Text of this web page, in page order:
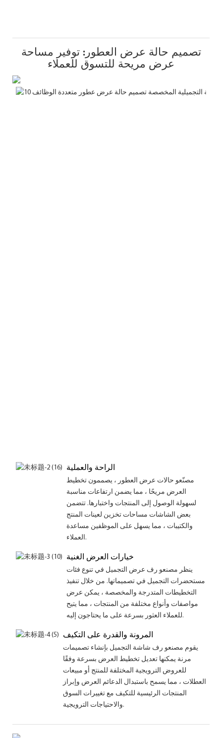
تصميم حالة عرض العطور: توفير مساحة
عرض مريحة للتسوق للعملاء
الراحة والعملية
مصنّعو حالات عرض العطور ، يصممون تخطيط
العرض مريحًا ، مما يضمن ارتفاعات مناسبة
لسهولة الوصول إلى المنتجات واختبارها. تتضمن
بعض الشاشات مساحات تخزين لعينات المنتج
والكتيبات ، مما يسهل على الموظفين مساعدة
العملاء.
خيارات العرض الغنية
ينظر مصنعو رف عرض التجميل في تنوع فئات
مستحضرات التجميل في تصميماتها. من خلال تنفيذ
التخطيطات المتدرجة والمخصصة ، يمكن عرض
مواصفات وأنواع مختلفة من المنتجات ، مما يتيح
للعملاء العثور بسرعة على ما يحتاجون إليه.
المرونة والقدرة على التكيف
يقوم مصنعو رف شاشة التجميل بإنشاء تصميمات
مرنة يمكنها تعديل تخطيط العرض بسرعة وفقًا
للعروض الترويجية المختلفة للمنتج أو مبيعات
العطلات ، مما يسمح باستبدال الدعائم العرض وإبراز
المنتجات الرئيسية للتكيف مع تغييرات السوق
والاحتياجات الترويجية.